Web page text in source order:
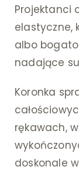
Projektanci
elastyczne,
albo
nadające
Koronka
rękawach,
doskonale